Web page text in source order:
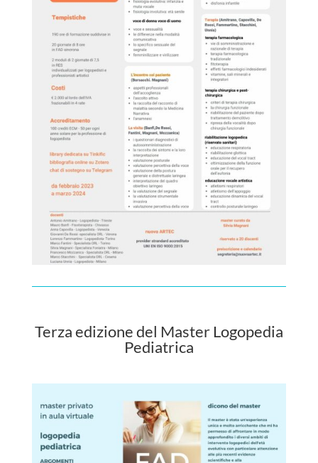
Terza edizione del Master Logopedia
Pediatrica